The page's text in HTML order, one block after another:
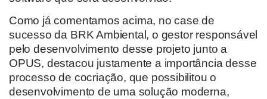
Como já comentamos acima, no case de
sucesso da BRK Ambiental, o gestor responsável
pelo desenvolvimento desse projeto junto a
OPUS, destacou justamente a importância desse
processo de cocriação, que possibilitou o
desenvolvimento de uma solução moderna,